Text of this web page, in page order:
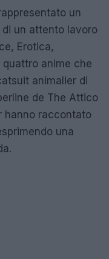
un
un attento lavoro
Erotica,
anime che
animalier di
de The Attico
hanno raccontato
una